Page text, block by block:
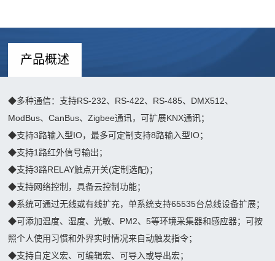
品
统
信
号
输
中
控
动
字
沙
沉
浸
式
空
间
演
绎
展
览
展
示
动
联
系
我
们
产品概述
◆多种通信：支持RS-232、RS-422、RS-485、DMX512、
ModBus、CanBus、Zigbee通讯，可扩展KNX通讯；
◆支持3路输入型IO，最多可定制支持8路输入型IO；
◆支持1路红外信号输出；
◆支持3路RELAY触点开关(定制选配)；
◆支持网络控制，具备云控制功能；
◆系统可通过无线或有线扩充，单系统支持65535台总线设备扩展；
◆可添加温度、湿度、光敏、PM2、5等环境采集器和感应器；可按
照个人使用习惯和外界实时情况来自动触发指令；
◆支持自定义宏、可编辑宏、可导入或导出宏；